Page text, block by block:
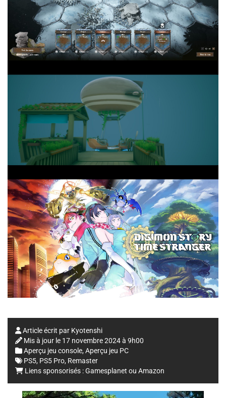
Article écrit par Kyotenshi
Mis à jour le 17 novembre 2024 à 9h00
Aperçu jeu console, Aperçu jeu PC
PS5, PS5 Pro, Remaster
Liens sponsorisés :Gamesplanet ou Amazon